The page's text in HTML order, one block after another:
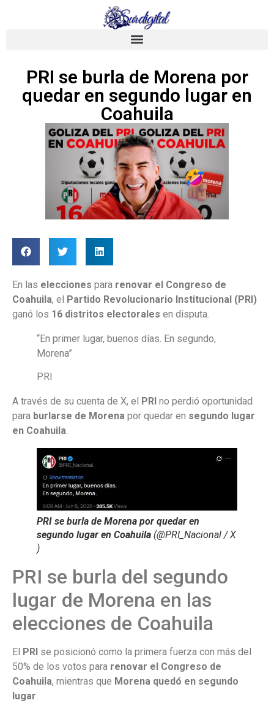
PRI se burla de Morena por
quedar en segundo lugar en
Coahuila
En las elecciones para renovar el Congreso de
Coahuila, el Partido Revolucionario Institucional (PRI)
ganó los 16 distritos electorales en disputa.
“En primer lugar, buenos días. En segundo,
Morena”
PRI
A través de su cuenta de X, el PRI no perdió oportunidad
para burlarse de Morena por quedar en segundo lugar
en Coahuila.
PRI se burla de Morena por quedar en
segundo lugar en Coahuila (@PRI_Nacional / X
)
PRI se burla del segundo
lugar de Morena en las
elecciones de Coahuila
El PRI se posicionó como la primera fuerza con más del
50% de los votos para renovar el Congreso de
Coahuila, mientras que Morena quedó en segundo
lugar